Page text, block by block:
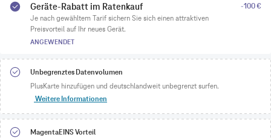
Geräte-Rabatt im Ratenkauf
Je nach gewähltem Tarif sichern Sie sich einen attraktiven
Preisvorteil auf Ihr neues Gerät.
ANGEWENDET
-100 €
Unbegrenztes Datenvolumen
PlusKarte hinzufügen und deutschlandweit unbegrenzt surfen.
Weitere Informationen
MagentaEINS Vorteil